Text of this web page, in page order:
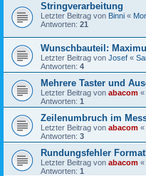
Stringverarbeitung
Letzter Beitrag von Binni «
Antworten: 21
Wunschbauteil:
Letzter Beitrag von Josef «
Antworten: 4
Mehrere Taster und
Letzter Beitrag von abacom «
Antworten: 1
Zeilenumbruch im
Letzter Beitrag von abacom «
Antworten: 3
Rundungsfehler
Letzter Beitrag von abacom «
Antworten: 1